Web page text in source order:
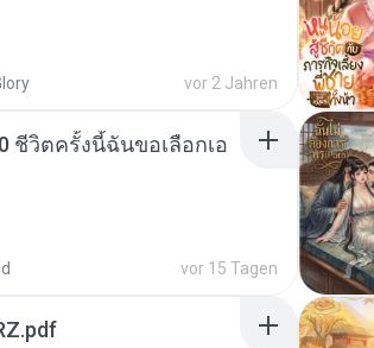
vor 2 Jahren
ชีวิตครั้งนี้ฉันขอเลือกเอ
vor 15 Tagen